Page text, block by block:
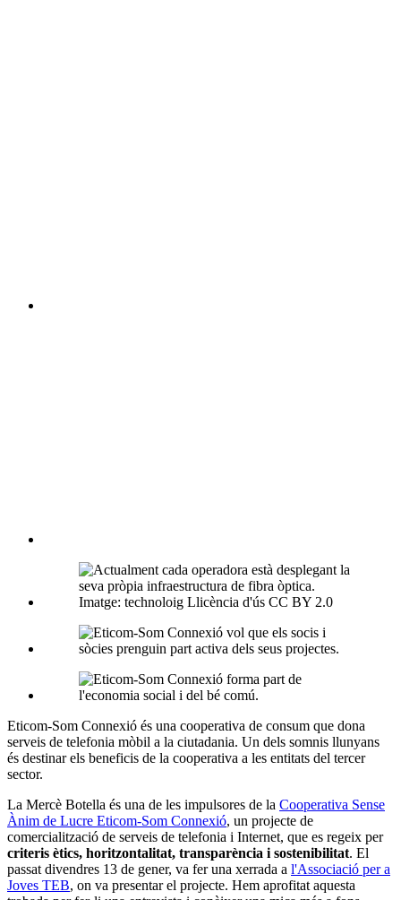
Eticom-Som Connexió és una cooperativa de consum que dona
serveis de telefonia mòbil a la ciutadania. Un dels somnis llunyans
és destinar els beneficis de la cooperativa a les entitats del tercer
sector.
La Mercè Botella és una de les impulsores de la Cooperativa Sense
Ànim de Lucre Eticom-Som Connexió, un projecte de
comercialització de serveis de telefonia i Internet, que es regeix per
criteris ètics, horitzontalitat, transparència i sostenibilitat. El
passat divendres 13 de gener, va fer una xerrada a l'Associació per a
Joves TEB, on va presentar el projecte. Hem aprofitat aquesta